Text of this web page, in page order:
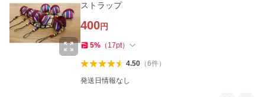
ストラップ
400円
5% （ 17pt）
4.50（6件）
発送日情報なし